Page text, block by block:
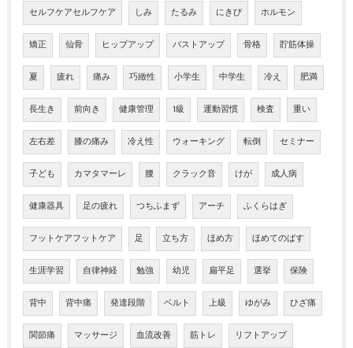
セルフケアセルフケア しみ たるみ にきび ホルモン
矯正 仙骨 ヒップアップ バストアップ 骨格 貯筋体操
夏 疲れ 痛み 巧緻性 小学生 中学生 冷え 肥満
長生き 前向き 健康管理 1級 運動習慣 検査 重い
左右差 膝の痛み 冷え性 ウォーキング 転倒 セミナー
子ども カマタマーレ 腰 クラック音 けが 成人病
健康器具 足の疲れ つちふまず アーチ ふくらはぎ
フットケアフットケア 足 立ち方 ほめ方 ほめてのばす
生涯学習 自律神経 勉強 幼児 扁平足 選挙 保険
背中 背中痛 発達段階 ベルト 上級 ゆがみ ひざ痛
関節痛 マッサージ 血流改善 筋トレ リフトアップ